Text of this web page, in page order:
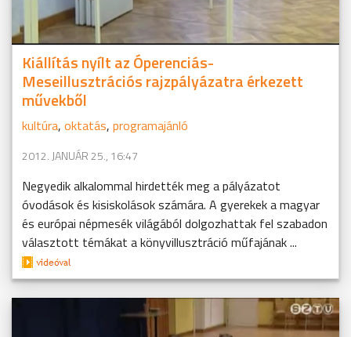
Kiállítás nyílt az Óperenciás-
Meseillusztrációs rajzpályázatra érkezett
művekből
kultúra, oktatás, programajánló
2012. JANUÁR 25., 16:47
Negyedik alkalommal hirdették meg a pályázatot
óvodások és kisiskolások számára. A gyerekek a magyar
és európai népmesék világából dolgozhattak fel szabadon
választott témákat a könyvillusztráció műfajának ...